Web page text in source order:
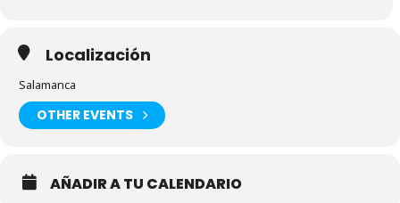
Localización
Salamanca
OTHER EVENTS
AÑADIR A TU CALENDARIO